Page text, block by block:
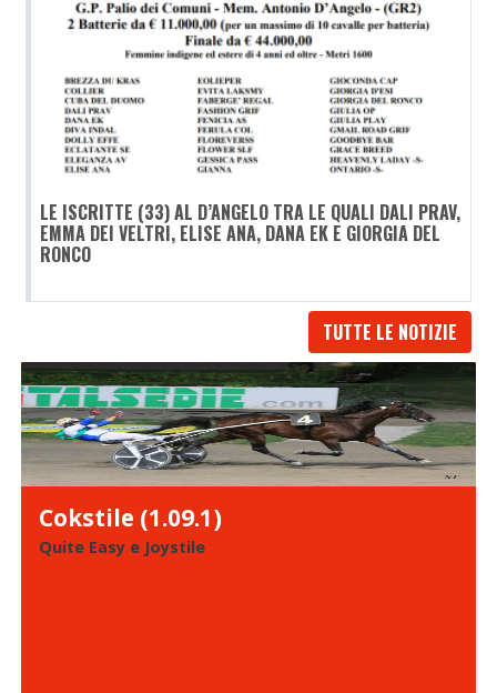
LE ISCRITTE (33) AL D’ANGELO TRA LE QUALI DALI PRAV,
EMMA DEI VELTRI, ELISE ANA, DANA EK E GIORGIA DEL
RONCO
TUTTE LE NOTIZIE
Cokstile (1.09.1)
Quite Easy e Joystile